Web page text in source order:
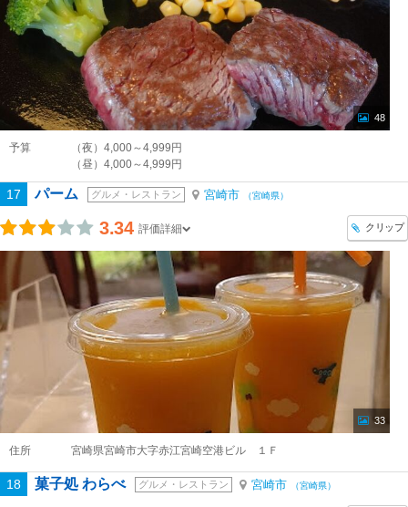
48
予算
（夜）4,000～4,999円
（昼）4,000～4,999円
17 パーム グルメ・レストラン 宮崎市 （宮崎県）
3.34 評価詳細 クリップ
33
住所 宮崎県宮崎市大字赤江宮崎空港ビル １Ｆ
18 菓子処 わらべ グルメ・レストラン 宮崎市 （宮崎県）